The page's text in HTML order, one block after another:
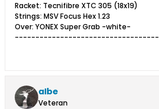
Racket: Tecnifibre XTC 305 (18x19)
Strings: MSV Focus Hex 1.23
Over: YONEX Super Grab -white-
-----------------------------------
albe
Veteran